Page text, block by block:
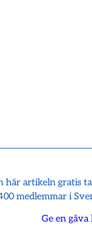
här artikeln gratis
medlemmar i
Ge en gåva